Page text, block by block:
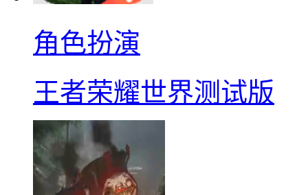
角色扮演
王者荣耀世界测试版